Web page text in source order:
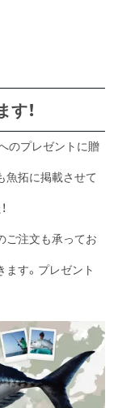
！
のプレゼントに贈
魚拓に掲載させて
ご注文も承ってお
す。プレゼント